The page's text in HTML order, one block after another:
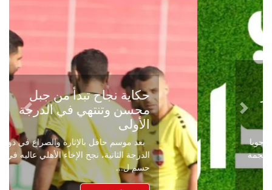
حكاية نجاح تبدأ من جبل
محسن وتنتهي في الدرجة
الأولى
بعد موسم حافل بالإثارة والصراع في دوري
الدرجة الثانية، نجح الإخاء الأهلي عاليه في
حسم ل...
Previous
Next